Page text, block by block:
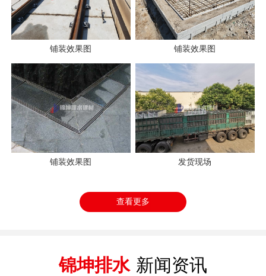
铺装效果图 铺装效果图
铺装效果图 发货现场
查看更多
锦坤排水 新闻资讯